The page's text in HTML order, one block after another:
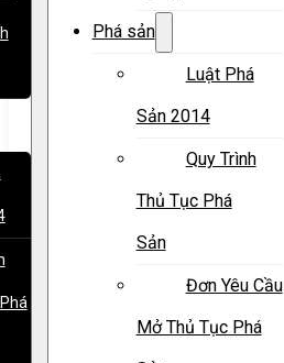
Phá sản
Luật Phá
Sản 2014
Quy Trình
Thủ Tục Phá
Sản
Đơn Yêu Cầu
Mở Thủ Tục Phá